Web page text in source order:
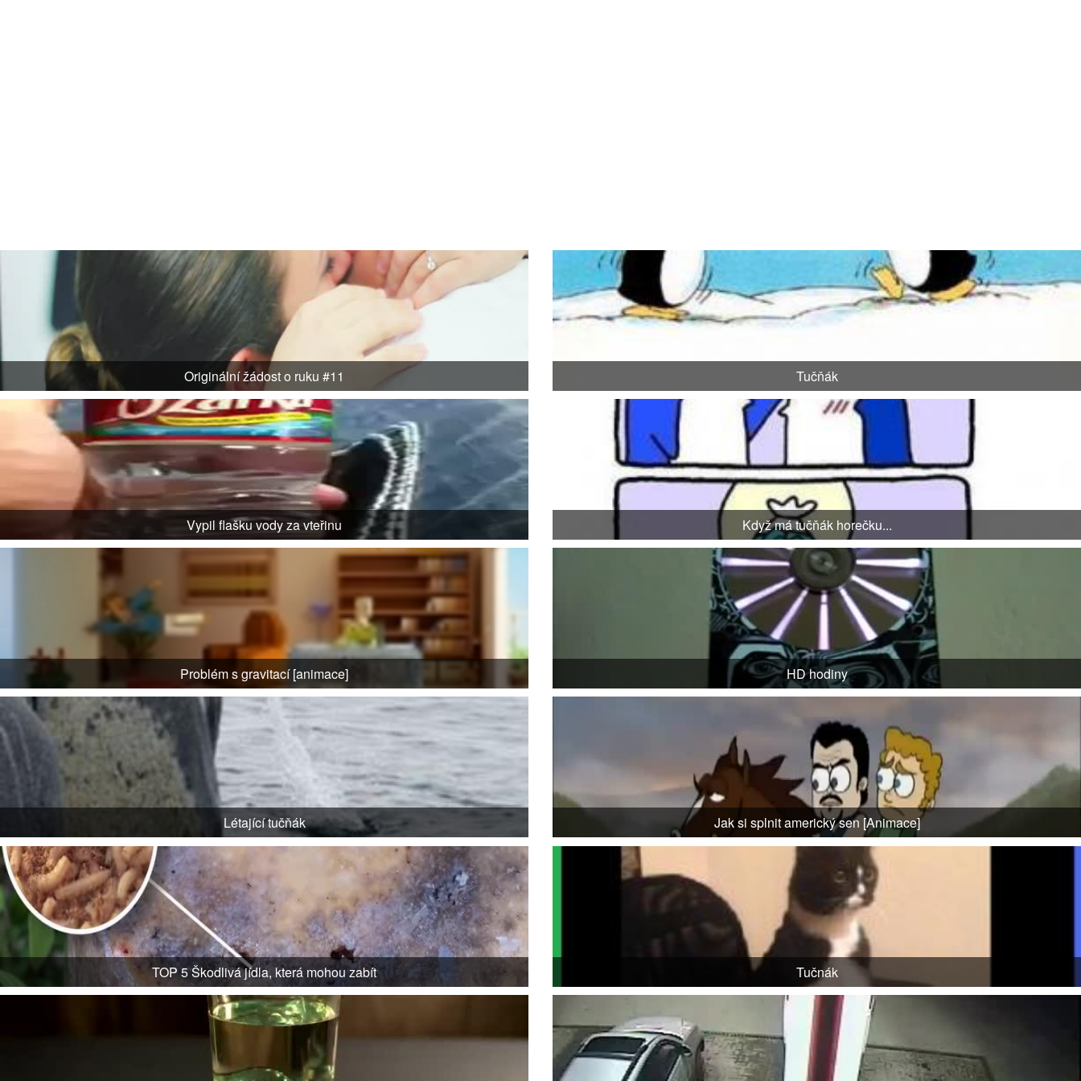
Originální žádost o ruku #11 Tučňák
Vypil flašku vody za vteřinu Když má tučňák horečku...
Problém s gravitací [animace] HD hodiny
Létající tučňák Jak si splnit americký sen [Animace]
TOP 5 Škodlivá jídla, která mohou zabít Tučnák